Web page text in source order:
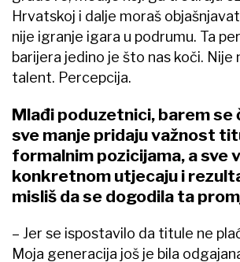
Hrvatskoj i dalje moraš
nije igranje igara u podrumu. Ta
barijera jedino je što nas koči. Nije
talent. Percepcija.
Mlađi poduzetnici, barem se
sve manje pridaju važnost
formalnim pozicijama, a sve
konkretnom utjecaju i
misliš da se dogodila ta
– Jer se ispostavilo da titule ne
Moja generacija još je bila